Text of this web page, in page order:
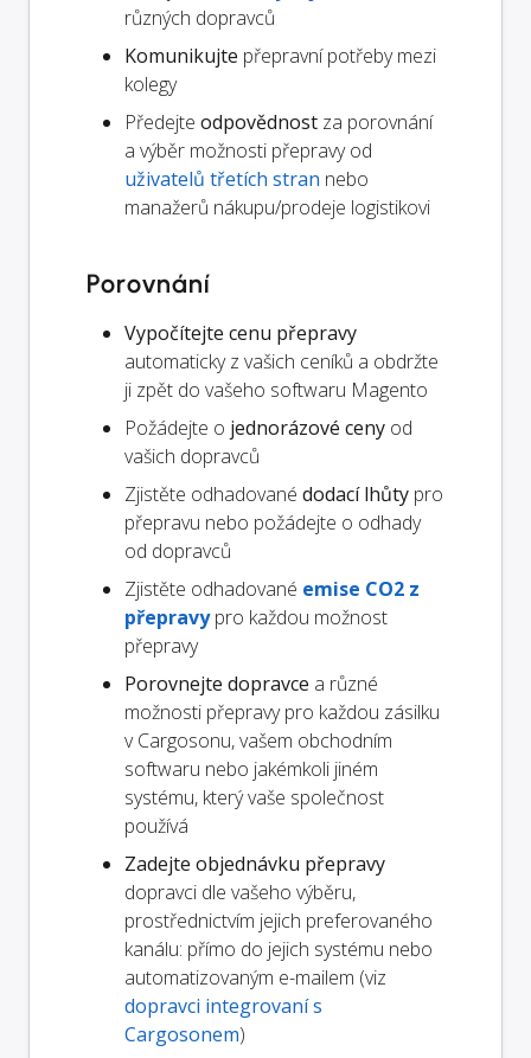
různých dopravců
Komunikujte přepravní potřeby mezi
kolegy
Předejte odpovědnost za porovnání
a výběr možnosti přepravy od
uživatelů třetích stran nebo
manažerů nákupu/prodeje logistikovi
Porovnání
Vypočítejte cenu přepravy
automaticky z vašich ceníků a obdržte
ji zpět do vašeho softwaru Magento
Požádejte o jednorázové ceny od
vašich dopravců
Zjistěte odhadované dodací lhůty pro
přepravu nebo požádejte o odhady
od dopravců
Zjistěte odhadované emise CO2 z
přepravypro každou možnost
přepravy
Porovnejte dopravce a různé
možnosti přepravy pro každou zásilku
v Cargosonu, vašem obchodním
softwaru nebo jakémkoli jiném
systému, který vaše společnost
používá
Zadejte objednávku přepravy
dopravci dle vašeho výběru,
prostřednictvím jejich preferovaného
kanálu: přímo do jejich systému nebo
automatizovaným e-mailem (viz
dopravci integrovaní s
Cargosonem)